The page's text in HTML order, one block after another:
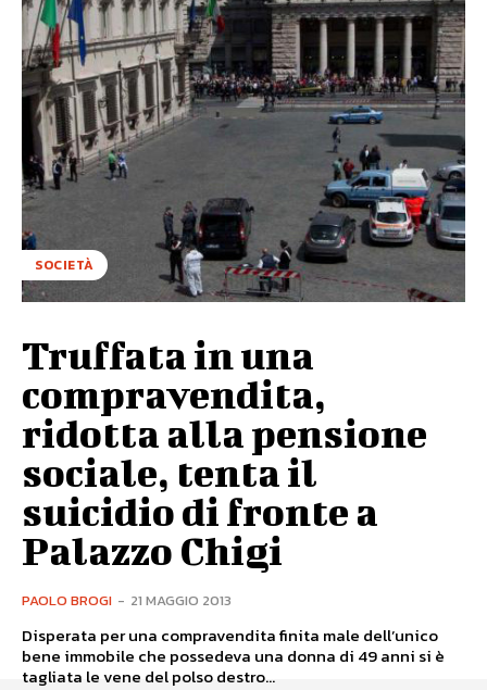
SOCIETÀ
Truffata in una
compravendita,
ridotta alla pensione
sociale, tenta il
suicidio di fronte a
Palazzo Chigi
PAOLO BROGI - 21 MAGGIO 2013
Disperata per una compravendita finita male dell’unico
bene immobile che possedeva una donna di 49 anni si è
tagliata le vene del polso destro...